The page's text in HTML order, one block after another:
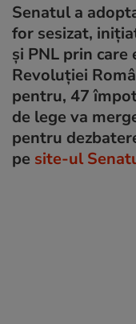
Senatul a
for sesizat,
şi PNL prin
Revoluţiei
pentru, 47
de lege va
pentru
pe site-ul